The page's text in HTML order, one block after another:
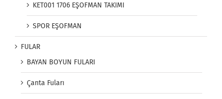
KET001 1706 EŞOFMAN TAKIMI
SPOR EŞOFMAN
FULAR
BAYAN BOYUN FULARI
Çanta Fuları